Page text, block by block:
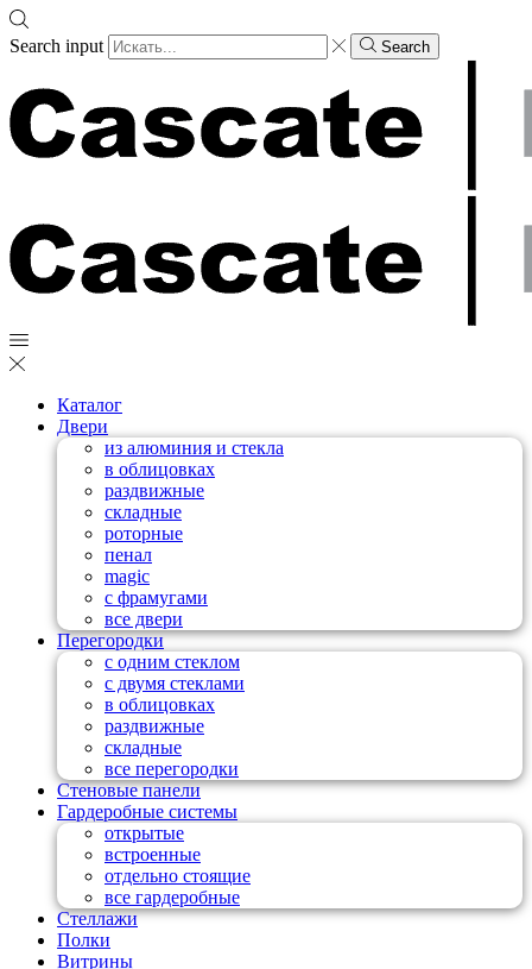
Search input Search
Каталог
Двери
из алюминия и стекла
в облицовках
раздвижные
складные
роторные
пенал
magic
с фрамугами
все двери
Перегородки
с одним стеклом
с двумя стеклами
в облицовках
раздвижные
складные
все перегородки
Стеновые панели
Гардеробные системы
открытые
встроенные
отдельно стоящие
все гардеробные
Стеллажи
Полки
Витрины